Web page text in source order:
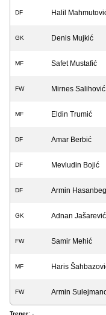
DF Halil
GK Denis Mujkić
MF Safet Mustafić
FW Mirnes Salihović
MF Eldin Trumić
DF Amar Berbić
DF Mevludin Bojić
DF Armin
GK Adnan Jašarević
FW Samir Mehić
MF Haris
FW Armin
Trener: -